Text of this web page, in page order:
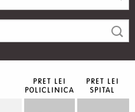
PRET LEI
POLICLINICA
PRET LEI
SPITAL